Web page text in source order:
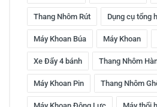
Thang Nhôm Rút Dụng cụ tổng
Máy Khoan Búa Máy Khoan
Xe Đẩy 4 bánh Thang Nhôm
Máy Khoan Pin Thang Nhôm